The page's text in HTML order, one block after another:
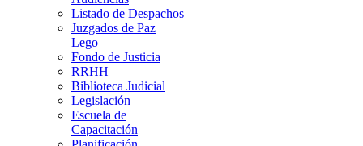
Listado de Despachos
Juzgados de Paz
Lego
Fondo de Justicia
RRHH
Biblioteca Judicial
Legislación
Escuela de
Capacitación